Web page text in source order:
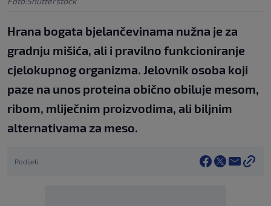
Hrana bogata bjelančevinama nužna je za
gradnju mišića, ali i pravilno funkcioniranje
cjelokupnog organizma. Jelovnik osoba koji
paze na unos proteina obično obiluje mesom,
ribom, mliječnim proizvodima, ali biljnim
alternativama za meso.
Podijeli